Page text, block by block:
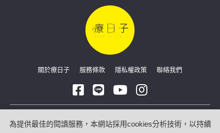
關於療日子 服務條款 隱私權政策 聯絡我們
Copyright © 2026 療日子 HealingDaily
為提供最佳的閱讀服務，本網站採用cookies分析技術，以持續